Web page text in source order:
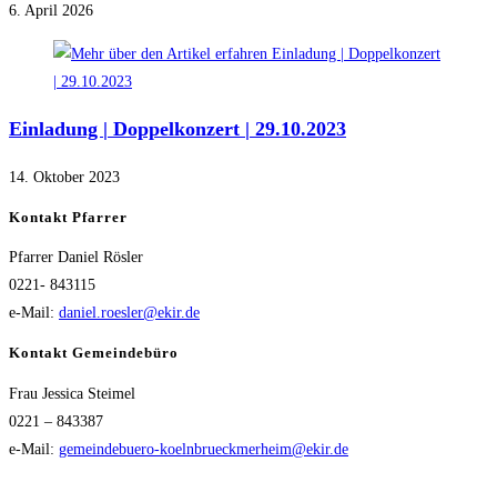
6. April 2026
Einladung | Doppelkonzert | 29.10.2023
14. Oktober 2023
Kontakt Pfarrer
Pfarrer Daniel Rösler
0221- 843115
e-Mail: daniel.roesler@ekir.de
Kontakt Gemeindebüro
Frau Jessica Steimel
0221 – 843387
e-Mail: gemeindebuero-koelnbrueckmerheim@ekir.de